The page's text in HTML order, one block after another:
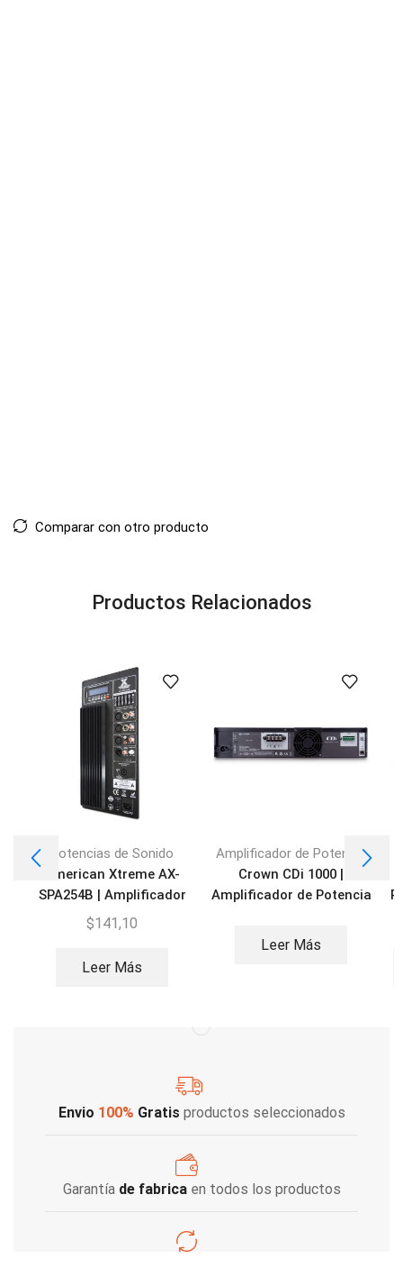
Comparar con otro producto
Productos Relacionados
Potencias de Sonido
American Xtreme AX-
SPA254B | Amplificador
para caja
$141,10
Leer Más
Amplificador de Potencia
Crown CDi 1000 |
Amplificador de Potencia
Leer Más
Envio 100% Gratis productos seleccionados
Garantía de fabricaen todos los productos